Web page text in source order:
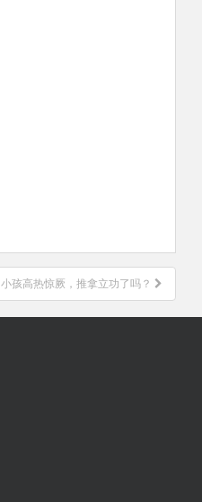
小孩高热惊厥，推拿立功了吗？